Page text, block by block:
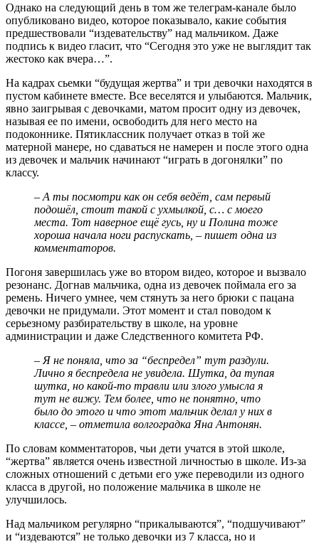
Однако на следующий день в том же телеграм-канале было
опубликовано видео, которое показывало, какие события
предшествовали “издевательству” над мальчиком. Даже
подпись к видео гласит, что “Сегодня это уже не выглядит так
жестоко как вчера…”.
На кадрах сьемки “будущая жертва” и три девочки находятся в
пустом кабинете вместе. Все веселятся и улыбаются. Мальчик,
явно заигрывая с девочками, матом просит одну из девочек,
называя ее по имени, освободить для него место на
подоконнике. Пятиклассник получает отказ в той же
матерной манере, но сдаваться не намерен и после этого одна
из девочек и мальчик начинают “играть в догонялки” по
классу.
– А ты посмотри как он себя ведёт, сам первый
подошёл, стоит такой с ухмылкой, с… с моего
места. Тот наверное ещё гусь, ну и Полина тоже
хороша начала ноги распускать, – пишет одна из
комментаторов.
Погоня завершилась уже во втором видео, которое и вызвало
резонанс. Догнав мальчика, одна из девочек поймала его за
ремень. Ничего умнее, чем стянуть за него брюки с пацана
девочки не придумали. Этот момент и стал поводом к
серьезному разбирательству в школе, на уровне
администрации и даже Следственного комитета РФ.
– Я не поняла, что за “беспредел” тут раздули.
Лично я беспредела не увидела. Шутка, да тупая
шутка, но какой-то травли или злого умысла я
тут не вижу. Тем более, что не понятно, что
было до этого и что этот мальчик делал у них в
классе, – отметила волгоградка Яна Антонян.
По словам комментаторов, чьи дети учатся в этой школе,
“жертва” является очень известной личностью в школе. Из-за
сложных отношений с детьми его уже переводили из одного
класса в другой, но положение мальчика в школе не
улучшилось.
Над мальчиком регулярно “прикалываются”, “подшучивают”
и “издеваются” не только девочки из 7 класса, но и